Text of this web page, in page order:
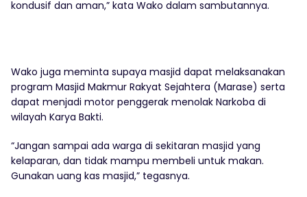
kondusif dan aman,” kata Wako dalam sambutannya.
Wako juga meminta supaya masjid dapat melaksanakan
program Masjid Makmur Rakyat Sejahtera (Marase) serta
dapat menjadi motor penggerak menolak Narkoba di
wilayah Karya Bakti.
“Jangan sampai ada warga di sekitaran masjid yang
kelaparan, dan tidak mampu membeli untuk makan.
Gunakan uang kas masjid,” tegasnya.